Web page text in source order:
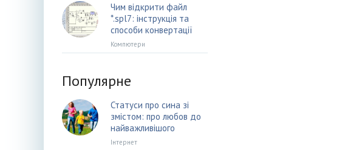
Чим відкрити файл
*.spl7: інструкція та
способи конвертації
Компютери
Популярне
Статуси про сина зі
змістом: про любов до
найважливішого
Інтернет